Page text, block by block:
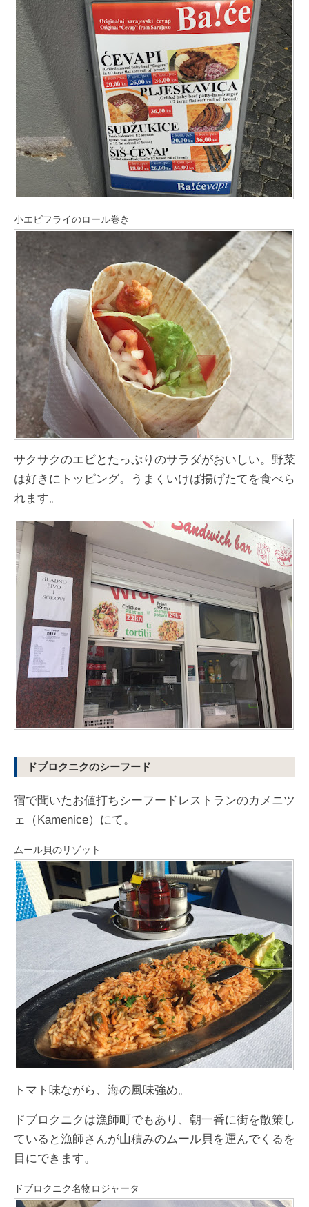
小エビフライのロール巻き
サクサクのエビとたっぷりのサラダがおいしい。野菜
は好きにトッピング。うまくいけば揚げたてを食べら
れます。
ドブロクニクのシーフード
宿で聞いたお値打ちシーフードレストランのカメニツ
ェ（Kamenice）にて。
ムール貝のリゾット
トマト味ながら、海の風味強め。
ドブロクニクは漁師町でもあり、朝一番に街を散策し
ていると漁師さんが山積みのムール貝を運んでくるを
目にできます。
ドブロクニク名物ロジャータ